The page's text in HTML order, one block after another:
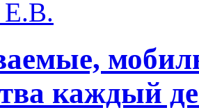
Е.В.
каждый